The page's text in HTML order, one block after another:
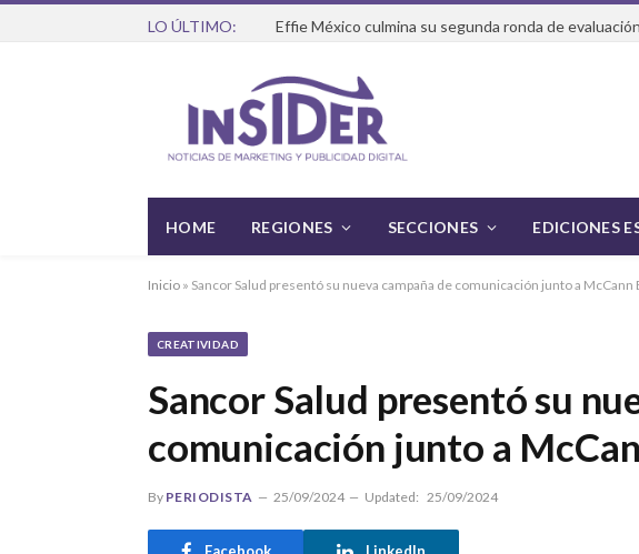
LO ÚLTIMO: Effie México culmina su segunda ronda de evaluación
HOME REGIONES SECCIONES EDICIONES
Inicio » Sancor Salud presentó su nueva campaña de comunicación junto a McCann
CREATIVIDAD
Sancor Salud presentó su
comunicación junto a
By PERIODISTA 25/09/2024 Updated: 25/09/2024
Facebook LinkedIn